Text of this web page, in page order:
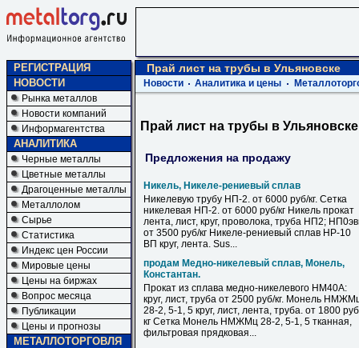
РЕГИСТРАЦИЯ
НОВОСТИ
Рынка металлов
Новости компаний
Информагентства
АНАЛИТИКА
Черные металлы
Цветные металлы
Драгоценные металлы
Металлолом
Сырье
Статистика
Индекс цен России
Мировые цены
Цены на биржах
Вопрос месяца
Публикации
Цены и прогнозы
МЕТАЛЛОТОРГОВЛЯ
Прай лист на трубы в Ульяновске
Новости Аналитика и цены
Прай лист на трубы в Ульяновске
Предложения на продажу
Никель, Никеле-рениевый сплав
Никелевую трубу НП-2. от 6000 руб/кг. Сетка
никелевая НП-2. от 6000 руб/кг Никель прокат
лента, лист, круг, проволока, труба НП2;
от 3500 руб/кг Никеле-рениевый сплав НР-10
ВП круг, лента. Sus...
продам Медно-никелевый сплав, Монель,
Константан.
Прокат из сплава медно-никелевого НМ40А:
круг, лист, труба от 2500 руб/кг. Монель
28-2, 5-1, 5 круг, лист, лента, труба. от 1800
кг Сетка Монель НМЖМц 28-2, 5-1, 5 тканная,
фильтровая прядковая...